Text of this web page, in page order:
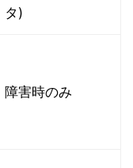
タ)
障害時のみ